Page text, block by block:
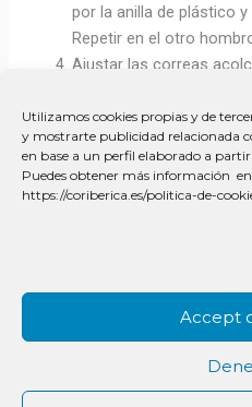
Utilizamos cookies propias y de
y mostrarte publicidad relacionada
en base a un perfil elaborado a
Puedes obtener más información en
https://coriberica.es/politica-de-
Accept
por la anilla de plástico
Repetir en el otro
Ajustar las correas
tratamiento.